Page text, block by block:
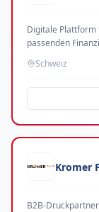
Digitale Plattform
passenden
Schweiz
Kromer
B2B-